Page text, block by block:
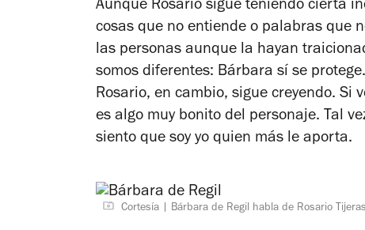
Aunque Rosario sigue teniendo cierta
cosas que no entiende o palabras que
las personas aunque la hayan
somos diferentes: Bárbara sí se
Rosario, en cambio, sigue creyendo. Si
es algo muy bonito del personaje. Tal
siento que soy yo quien más le aporta.
Cortesía Bárbara de Regil habla de Rosario Tijeras